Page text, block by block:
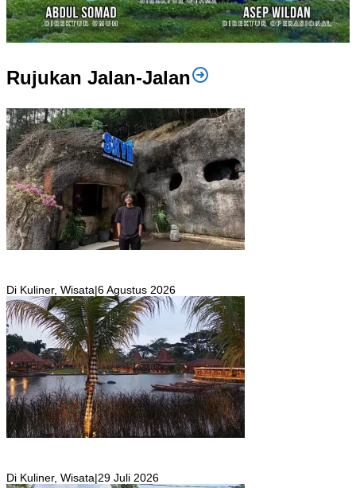
Rujukan Jalan-Jalan
Di Kuliner, Wisata|6 Agustus 2026
Di Kuliner, Wisata|29 Juli 2026